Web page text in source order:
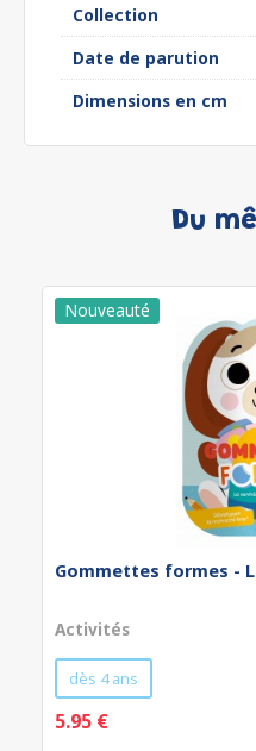
Collection
Date de parution
Dimensions en cm
Du
Gommettes formes -
Activités
dès 4 ans
5.95 €